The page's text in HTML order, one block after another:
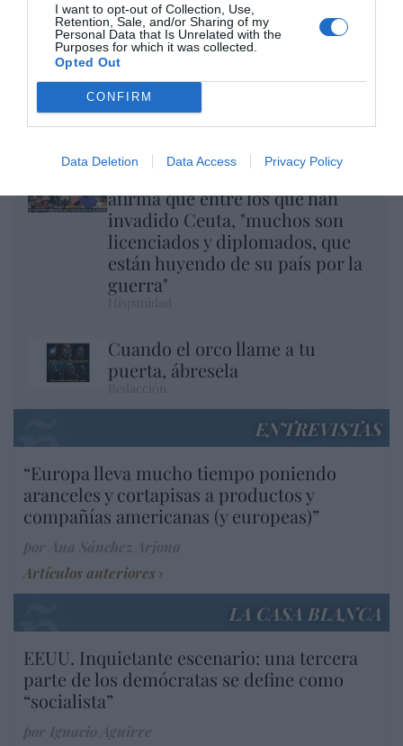
I want to opt-out of Collection, Use,
Retention, Sale, and/or Sharing of my
Personal Data that Is Unrelated with the
Purposes for which it was collected.
Opted Out
CONFIRM
Data Deletion Data Access Privacy Policy
El regalo de 'Mojamé'
Hispanidad
Telepedro en acción: RTVE
afirma que entre los que han
invadido Ceuta, "muchos son
licenciados y diplomados, que
están huyendo de su país por la
guerra"
Cuando el orco llame a tu
puerta, ábresela
ENTREVISTAS
“Europa lleva mucho tiempo poniendo
aranceles y cortapisas a productos y
compañías americanas (y europeas)”
Artículos anteriores
LA CASA BLANCA
EEUU. Inquietante escenario: una tercera
parte de los demócratas se define como
“socialista”